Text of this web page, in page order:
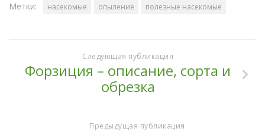
Метки: насекомые опыление полезные насекомые
Следующая публикация
Форзиция – описание, сорта и
обрезка
Предыдущая публикация